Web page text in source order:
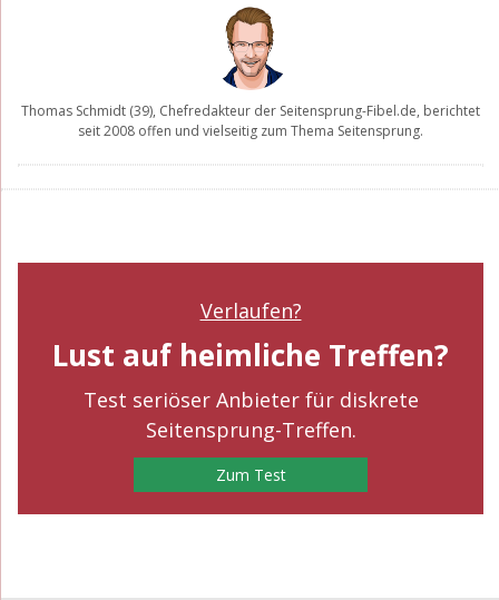
Thomas Schmidt (39), Chefredakteur der Seitensprung-Fibel.de, berichtet
seit 2008 offen und vielseitig zum Thema Seitensprung.
Verlaufen?
Lust auf heimliche Treffen?
Test seriöser Anbieter für diskrete
Seitensprung-Treffen.
Zum Test